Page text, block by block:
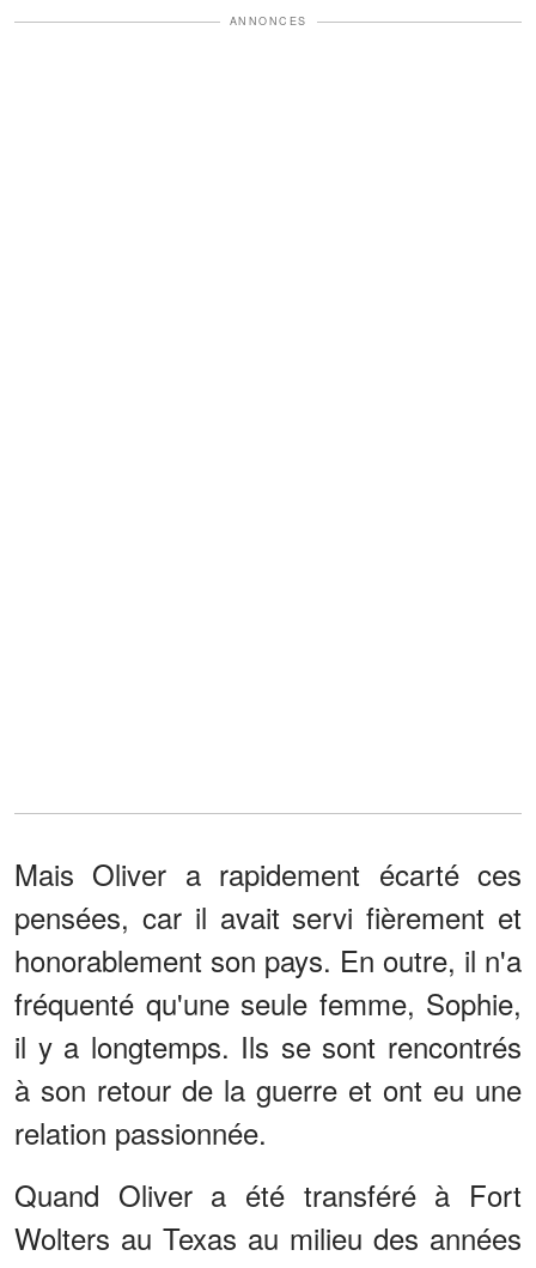
ANNONCES
Mais Oliver a rapidement écarté ces
pensées, car il avait servi fièrement et
honorablement son pays. En outre, il n'a
fréquenté qu'une seule femme, Sophie,
il y a longtemps. Ils se sont rencontrés
à son retour de la guerre et ont eu une
relation passionnée.
Quand Oliver a été transféré à Fort
Wolters au Texas au milieu des années